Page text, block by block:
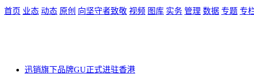
首页 业态 动态 原创 向坚守者致敬 视频 图库 实务 管理 数据 专题 专
迅销旗下品牌GU正式进驻香港